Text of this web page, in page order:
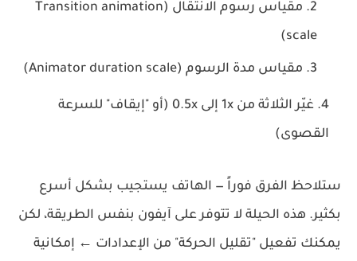
مقياس رسوم الانتقال (Transition animation
scale)
مقياس مدة الرسوم (Animator duration scale)
غيّر الثلاثة من 1x إلى 0.5x (أو "إيقاف" للسرعة
القصوى)
ستلاحظ الفرق فوراً — الهاتف يستجيب بشكل أسرع
بكثير. هذه الحيلة لا تتوفر على آيفون بنفس الطريقة، لكن
يمكنك تفعيل "تقليل الحركة" من الإعدادات ← إمكانية